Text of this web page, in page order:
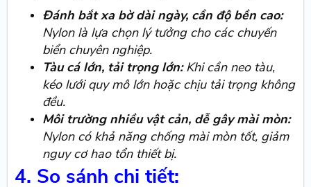
Đánh bắt xa bờ dài ngày, cần độ bền cao:
Nylon là lựa chọn lý tưởng cho các chuyến
biển chuyên nghiệp.
Tàu cá lớn, tải trọng lớn:Khi cần neo tàu,
kéo lưới quy mô lớn hoặc chịu tải trọng không
đều.
Môi trường nhiều vật cản, dễ gây mài mòn:
Nylon có khả năng chống mài mòn tốt, giảm
nguy cơ hao tổn thiết bị.
4. So sánh chi tiết: